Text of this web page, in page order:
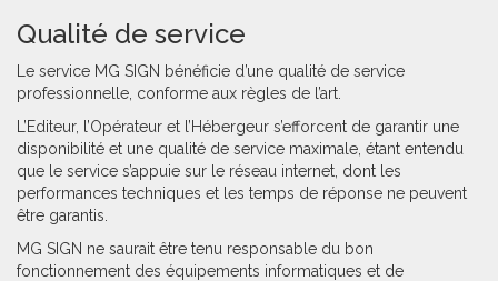
Qualité de service
Le service MG SIGN bénéficie d’une qualité de service
professionnelle, conforme aux règles de l’art.
L’Editeur, l’Opérateur et l’Hébergeur s’efforcent de garantir une
disponibilité et une qualité de service maximale, étant entendu
que le service s’appuie sur le réseau internet, dont les
performances techniques et les temps de réponse ne peuvent
être garantis.
MG SIGN ne saurait être tenu responsable du bon
fonctionnement des équipements informatiques et de